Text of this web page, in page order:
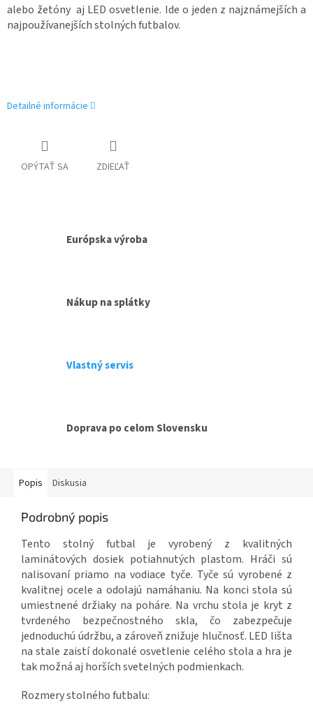
alebo žetóny aj LED osvetlenie. Ide o jeden z najznámejších a
najpoužívanejších stolných futbalov.
Detailné informácie
OPÝTAŤ SA ZDIEĽAŤ
Európska výroba
Nákup na splátky
Vlastný servis
Doprava po celom Slovensku
Popis Diskusia
Podrobný popis
Tento stolný futbal je vyrobený z kvalitných
laminátových dosiek potiahnutých plastom. Hráči sú
nalisovaní priamo na vodiace tyče. Tyče sú vyrobené z
kvalitnej ocele a odolajú namáhaniu. Na konci stola sú
umiestnené držiaky na poháre. Na vrchu stola je kryt z
tvrdeného bezpečnostného skla, čo zabezpečuje
jednoduchú údržbu, a zároveň znižuje hlučnosť. LED lišta
na stale zaistí dokonalé osvetlenie celého stola a hra je
tak možná aj horších svetelných podmienkach.
Rozmery stolného futbalu: